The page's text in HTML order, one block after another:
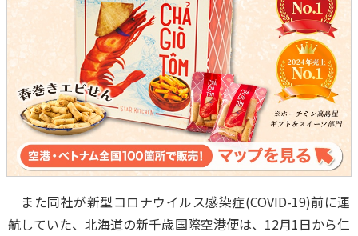
また同社が新型コロナウイルス感染症(COVID-19)前に運
航していた、北海道の新千歳国際空港便は、12月1日から仁